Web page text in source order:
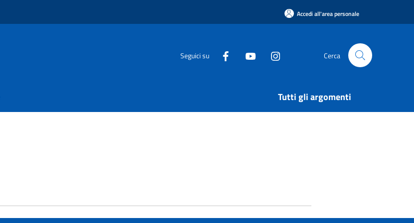
Accedi all'area personale
Seguici su Cerca
Tutti gli argomenti